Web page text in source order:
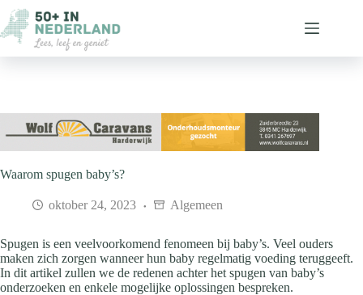
naar
de
inhoud
Waarom spugen baby’s?
oktober 24, 2023 Algemeen
Spugen is een veelvoorkomend fenomeen bij baby’s. Veel ouders
maken zich zorgen wanneer hun baby regelmatig voeding teruggeeft.
In dit artikel zullen we de redenen achter het spugen van baby’s
onderzoeken en enkele mogelijke oplossingen bespreken.